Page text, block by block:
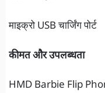
माइक्रो USB चार्जिंग पोर्ट
कीमत और उपलब्धता
HMD Barbie Flip